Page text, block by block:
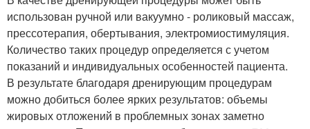
использован ручной или вакуумно - роликовый массаж,
прессотерапия, обертывания, электромиостимуляция.
Количество таких процедур определяется с учетом
показаний и индивидуальных особенностей пациента.
В результате благодаря дренирующим процедурам
можно добиться более ярких результатов: объемы
жировых отложений в проблемных зонах заметно